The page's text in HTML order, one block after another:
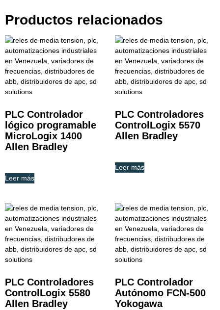
Productos relacionados
PLC Controlador
lógico programable
MicroLogix 1400
Allen Bradley
Leer más
PLC Controladores
ControlLogix 5570
Allen Bradley
Leer más
PLC Controladores
ControlLogix 5580
Allen Bradley
PLC Controlador
Autónomo FCN-500
Yokogawa